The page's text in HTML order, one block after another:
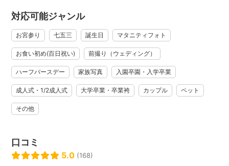
ファーとしてブライ
.
カメラマン人生がスタートしました。
現在は長崎県佐世保市にてフォトスタジオをオープンしてお
ります
.
ご家族の皆様を撮影させいただき、大切な記念の瞬間に立ち
合わせて頂きました。
.
対応可能ジャンル
お宮参り 七五三 誕生日 マタニティフォト
お食い初め(百日祝い) 前撮り（ウェディング）
ハーフバースデー 家族写真 入園卒園・入学卒業
成人式・1/2成人式 大学卒業・卒業袴 カップル ペット
その他
口コミ
5.0 (168)